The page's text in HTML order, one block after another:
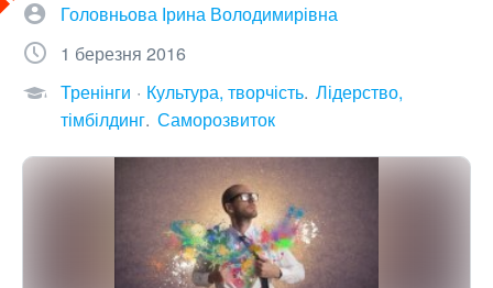
Головньова Ірина Володимирівна
1 березня 2016
Тренінги
Культура, творчість Лідерство,
тімбілдинг Саморозвиток